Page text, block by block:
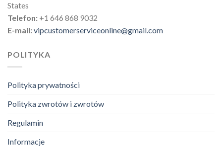
States
Telefon: +1 646 868 9032
E-mail:vipcustomerserviceonline@gmail.com
POLITYKA
Polityka prywatności
Polityka zwrotów i zwrotów
Regulamin
Informacje